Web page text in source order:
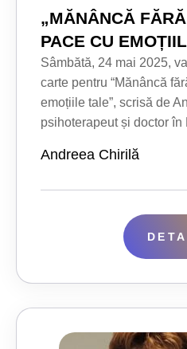
„MĂNÂNCĂ
PACE CU
Sâmbătă, 24 mai 2025,
carte pentru “Mănâncă
emoțiile tale”, scrisă de
psihoterapeut și doctor în
Andreea Chirilă